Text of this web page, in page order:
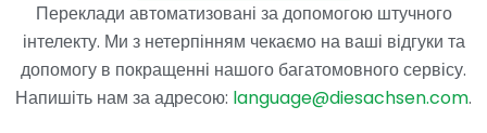
Переклади автоматизовані за допомогою штучного
інтелекту. Ми з нетерпінням чекаємо на ваші відгуки та
допомогу в покращенні нашого багатомовного сервісу.
Напишіть нам за адресою: language@diesachsen.com.